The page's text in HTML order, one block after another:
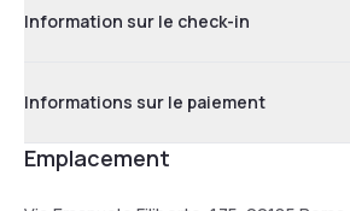
Information sur le check-in
Informations sur le paiement
Emplacement